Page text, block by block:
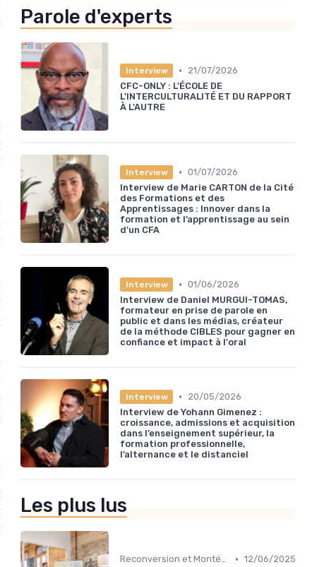
Parole d'experts
Interview •
21/07/2026
CFC-ONLY : L'ÉCOLE DE
L'INTERCULTURALITÉ ET DU RAPPORT
À L'AUTRE
Interview • 01/07/2026
Interview de Marie CARTON de la Cité
des Formations et des
Apprentissages : Innover dans la
formation et l’apprentissage au sein
d’un CFA
Interview • 01/06/2026
Interview de Daniel MURGUI-TOMAS,
formateur en prise de parole en
public et dans les médias, créateur
de la méthode CIBLES pour gagner en
confiance et impact à l'oral
Interview •
20/05/2026
Interview de Yohann Gimenez :
croissance, admissions et acquisition
dans l’enseignement supérieur, la
formation professionnelle,
l’alternance et le distanciel
Les plus lus
Reconversion et Montée en Compétences • 12/06/2025